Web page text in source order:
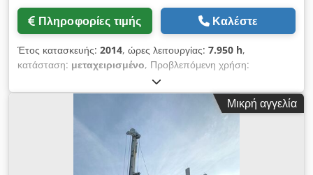
Πληροφορίες τιμής Καλέστε
Έτος κατασκευής: 2014, ώρες λειτουργίας: 7.950 h,
κατάσταση: μεταχειρισμένο, Προβλεπόμενη χρήση:
Κατασκευές Επικοινωνήστε με τον Mohamad Fattah Ahmad
για περισσότερες πληροφορίες. Κινητήρας LIEBHERR 505 kW
Κινητήρας διάτρησης BAT 510 Dcedpfx Ash Ty Agsqgjk
Προετοιμασία για το σύστημα περιβλήματος Πολύ καλή
κατάσταση Άμεσα διαθέσιμο
Μικρή αγγελία